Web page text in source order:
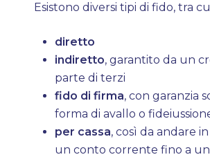
Esistono diversi tipi di fido, tra
diretto
indiretto, garantito da un
parte di terzi
fido di firma, con garanzia
forma di avallo o
per cassa, così da andare
un conto corrente fino a un